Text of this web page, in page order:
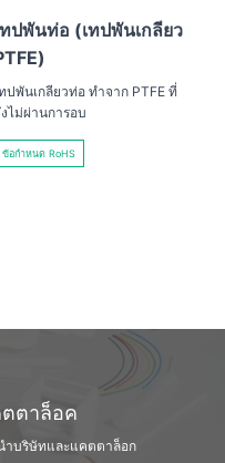
ทปพันท่อ (เทปพันเกลียว
ปพันเกลียวท่อ ทำจาก PTFE ที่
ไม่ผ่านการอบ
ข้อกำหนด RoHS
ตาล็อค
ำบริษัทและแคตตาล็อก